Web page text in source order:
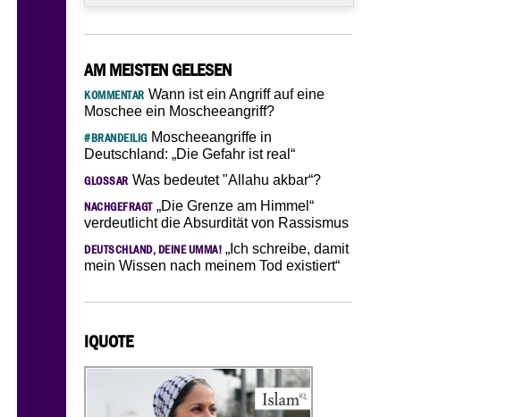
AM MEISTEN GELESEN
KOMMENTAR Wann ist ein Angriff auf eine
Moschee ein Moscheeangriff?
#BRANDEILIGMoscheeangriffe in
Deutschland: „Die Gefahr ist real“
GLOSSAR Was bedeutet "Allahu akbar“?
NACHGEFRAGT„Die Grenze am Himmel“
verdeutlicht die Absurdität von Rassismus
DEUTSCHLAND, DEINE UMMA! „Ich schreibe, damit
mein Wissen nach meinem Tod existiert“
IQUOTE